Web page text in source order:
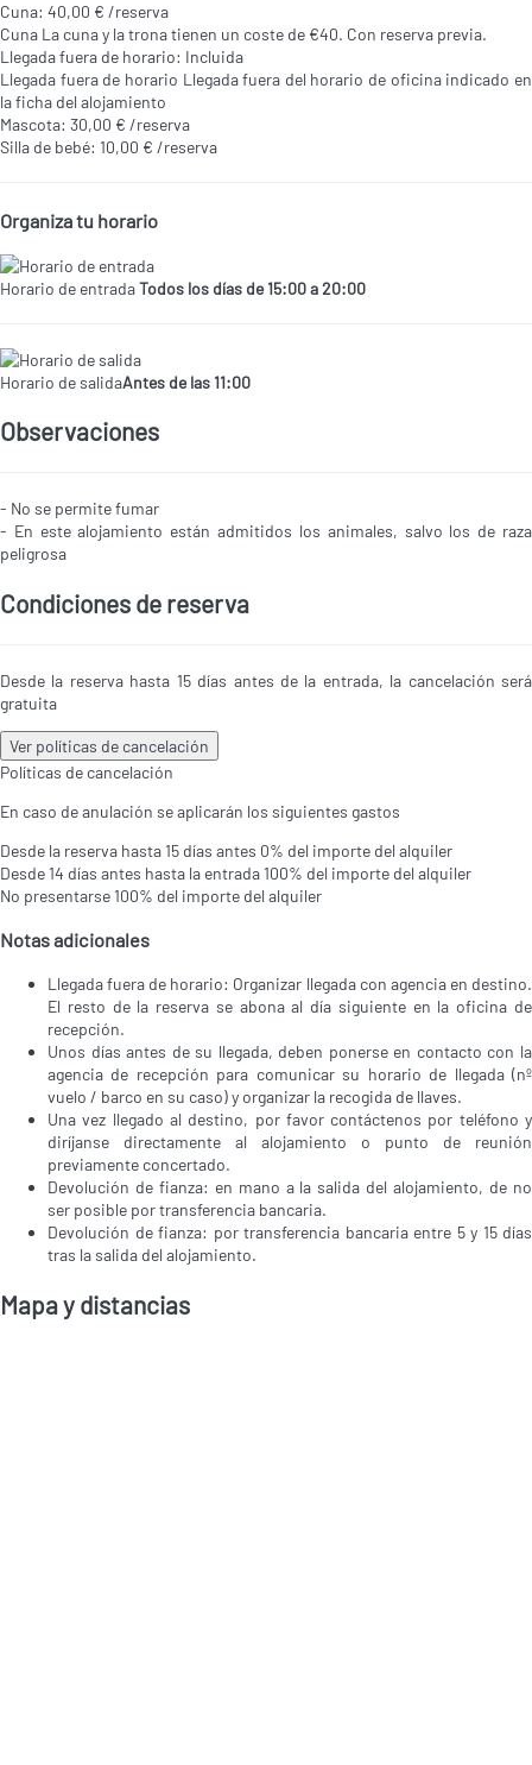
Cuna: 40,00 € /reserva
Cuna La cuna y la trona tienen un coste de €40. Con reserva previa.
Llegada fuera de horario: Incluida
Llegada fuera de horario Llegada fuera del horario de oficina indicado en
la ficha del alojamiento
Mascota: 30,00 € /reserva
Silla de bebé: 10,00 € /reserva
Organiza tu horario
Horario de entradaTodos los días de 15:00 a 20:00
Horario de salidaAntes de las 11:00
Observaciones
- No se permite fumar
- En este alojamiento están admitidos los animales, salvo los de raza
peligrosa
Condiciones de reserva
Desde la reserva hasta 15 días antes de la entrada, la cancelación será
gratuita
Ver políticas de cancelación
Políticas de cancelación
En caso de anulación se aplicarán los siguientes gastos
Desde la reserva hasta 15 días antes 0% del importe del alquiler
Desde 14 días antes hasta la entrada100% del importe del alquiler
No presentarse100% del importe del alquiler
Notas adicionales
Llegada fuera de horario: Organizar llegada con agencia en destino.
El resto de la reserva se abona al día siguiente en la oficina de
recepción.
Unos días antes de su llegada, deben ponerse en contacto con la
agencia de recepción para comunicar su horario de llegada (nº
vuelo / barco en su caso) y organizar la recogida de llaves.
Una vez llegado al destino, por favor contáctenos por teléfono y
diríjanse directamente al alojamiento o punto de reunión
previamente concertado.
Devolución de fianza: en mano a la salida del alojamiento, de no
ser posible por transferencia bancaria.
Devolución de fianza: por transferencia bancaria entre 5 y 15 días
tras la salida del alojamiento.
Mapa y distancias